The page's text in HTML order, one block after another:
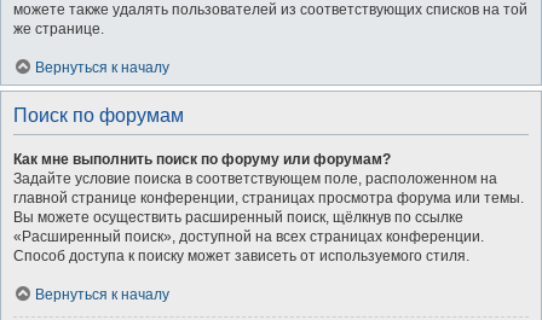
можете также удалять пользователей из соответствующих списков на той
же странице.
Вернуться к началу
Поиск по форумам
Как мне выполнить поиск по форуму или форумам?
Задайте условие поиска в соответствующем поле, расположенном на
главной странице конференции, страницах просмотра форума или темы.
Вы можете осуществить расширенный поиск, щёлкнув по ссылке
«Расширенный поиск», доступной на всех страницах конференции.
Способ доступа к поиску может зависеть от используемого стиля.
Вернуться к началу